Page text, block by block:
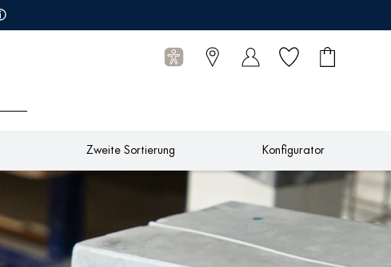
Wunschliste
Warenkorb
0
Zweite Sortierung Konfigurator